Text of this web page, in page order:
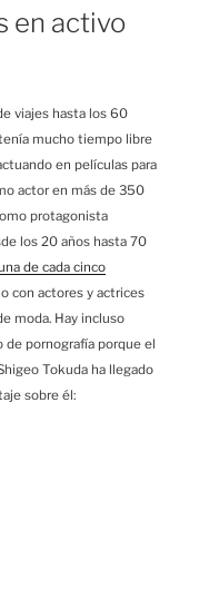
en activo
viajes hasta los 60
mucho tiempo libre
en películas para
actor en más de 350
protagonista
los 20 años hasta 70
de cada cinco
con actores y actrices
moda. Hay incluso
de pornografía porque el
Tokuda ha llegado
sobre él: